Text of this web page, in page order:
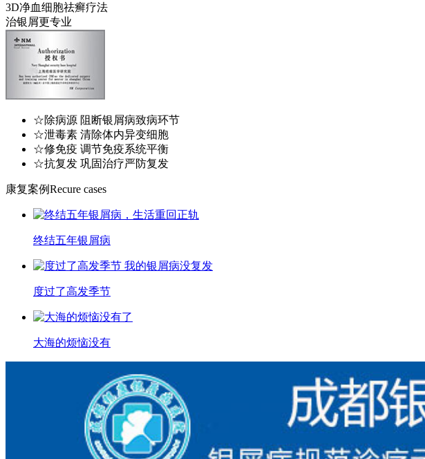
3D净血细胞祛癣疗法
治银屑更专业
☆除病源 阻断银屑病致病环节
☆泄毒素 清除体内异变细胞
☆修免疫 调节免疫系统平衡
☆抗复发 巩固治疗严防复发
康复案例Recure cases
终结五年银屑病
度过了高发季节
大海的烦恼没有